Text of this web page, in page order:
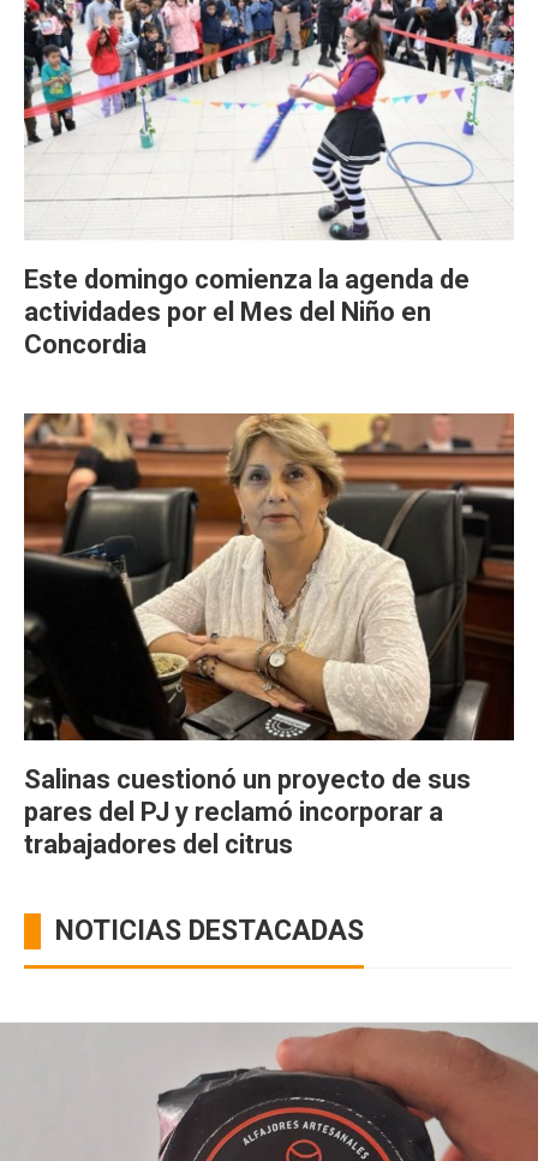
Este domingo comienza la agenda de
actividades por el Mes del Niño en
Concordia
Salinas cuestionó un proyecto de sus
pares del PJ y reclamó incorporar a
trabajadores del citrus
NOTICIAS DESTACADAS